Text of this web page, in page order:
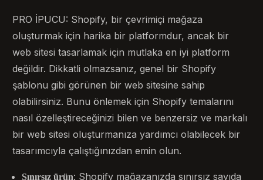
PRO İPUCU: Shopify, bir çevrimiçi mağaza
oluşturmak için harika bir platformdur, ancak bir
web sitesi tasarlamak için mutlaka en iyi platform
değildir. Dikkatli olmazsanız, genel bir Shopify
şablonu gibi görünen bir web sitesine sahip
olabilirsiniz. Bunu önlemek için Shopify temalarını
nasıl özelleştireceğinizi bilen ve benzersiz ve markalı
bir web sitesi oluşturmanıza yardımcı olabilecek bir
tasarımcıyla çalıştığınızdan emin olun.
Sınırsız ürün: Shopify mağazanızda sınırsız sayıda